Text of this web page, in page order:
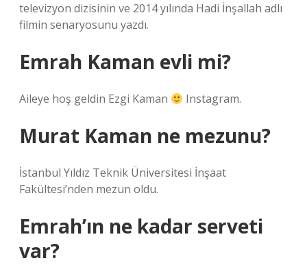
televizyon dizisinin ve 2014 yılında Hadi İnşallah adlı
filmin senaryosunu yazdı.
Emrah Kaman evli mi?
Aileye hoş geldin Ezgi Kaman Instagram.
Murat Kaman ne mezunu?
İstanbul Yıldız Teknik Üniversitesi İnşaat
Fakültesi’nden mezun oldu.
Emrah’ın ne kadar serveti
var?